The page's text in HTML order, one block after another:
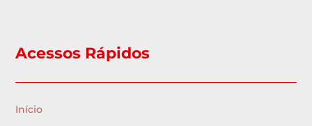
Acessos Rápidos
Início